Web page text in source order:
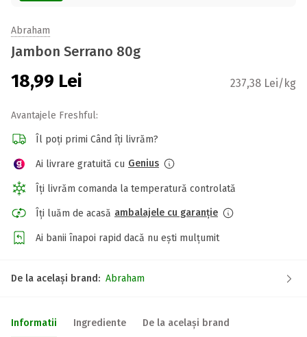
Abraham
Jambon Serrano 80g
18,99 Lei 237,38 Lei/kg
Avantajele Freshful:
Îl poți primi Când îți livrăm?
Ai livrare gratuită cu Genius
Îți livrăm comanda la temperatură controlată
Îți luăm de acasă ambalajele cu garanție
Ai banii înapoi rapid dacă nu ești mulțumit
De la același brand: Abraham
Informatii Ingrediente De la același brand